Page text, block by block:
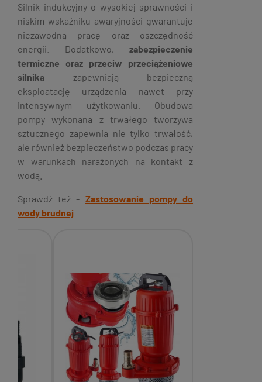
Silnik indukcyjny o wysokiej sprawności i
niskim wskaźniku awaryjności gwarantuje
niezawodną pracę oraz oszczędność
energii. Dodatkowo, zabezpieczenie
termiczne oraz przeciw przeciążeniowe
silnika zapewniają bezpieczną
eksploatację urządzenia nawet przy
intensywnym użytkowaniu. Obudowa
pompy wykonana z trwałego tworzywa
sztucznego zapewnia nie tylko trwałość,
ale również bezpieczeństwo podczas pracy
w warunkach narażonych na kontakt z
wodą.
Sprawdź też - Zastosowanie pompy do
wody brudnej